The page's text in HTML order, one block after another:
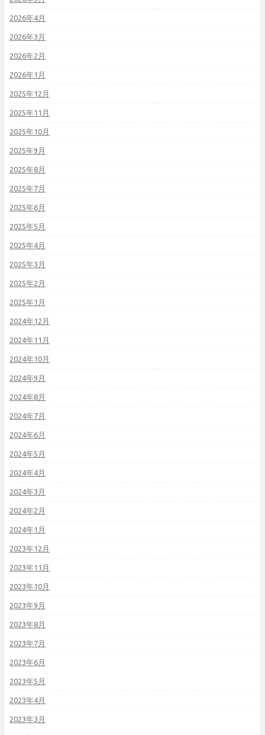
2026年4月
2026年3月
2026年2月
2026年1月
2025年12月
2025年11月
2025年10月
2025年9月
2025年8月
2025年7月
2025年6月
2025年5月
2025年4月
2025年3月
2025年2月
2025年1月
2024年12月
2024年11月
2024年10月
2024年9月
2024年8月
2024年7月
2024年6月
2024年5月
2024年4月
2024年3月
2024年2月
2024年1月
2023年12月
2023年11月
2023年10月
2023年9月
2023年8月
2023年7月
2023年6月
2023年5月
2023年4月
2023年3月